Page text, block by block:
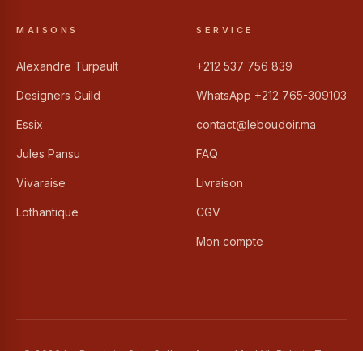
MAISONS
Alexandre Turpault
Designers Guild
Essix
Jules Pansu
Vivaraise
Lothantique
SERVICE
+212 537 756 839
WhatsApp +212 765-309103
contact@leboudoir.ma
FAQ
Livraison
CGV
Mon compte